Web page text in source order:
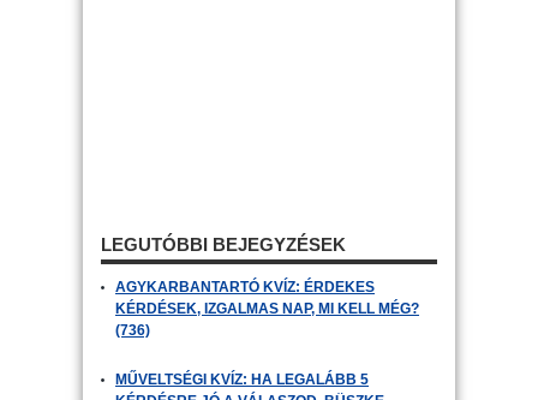
LEGUTÓBBI BEJEGYZÉSEK
AGYKARBANTARTÓ KVÍZ: ÉRDEKES
KÉRDÉSEK, IZGALMAS NAP, MI KELL MÉG?
(736)
MŰVELTSÉGI KVÍZ: HA LEGALÁBB 5